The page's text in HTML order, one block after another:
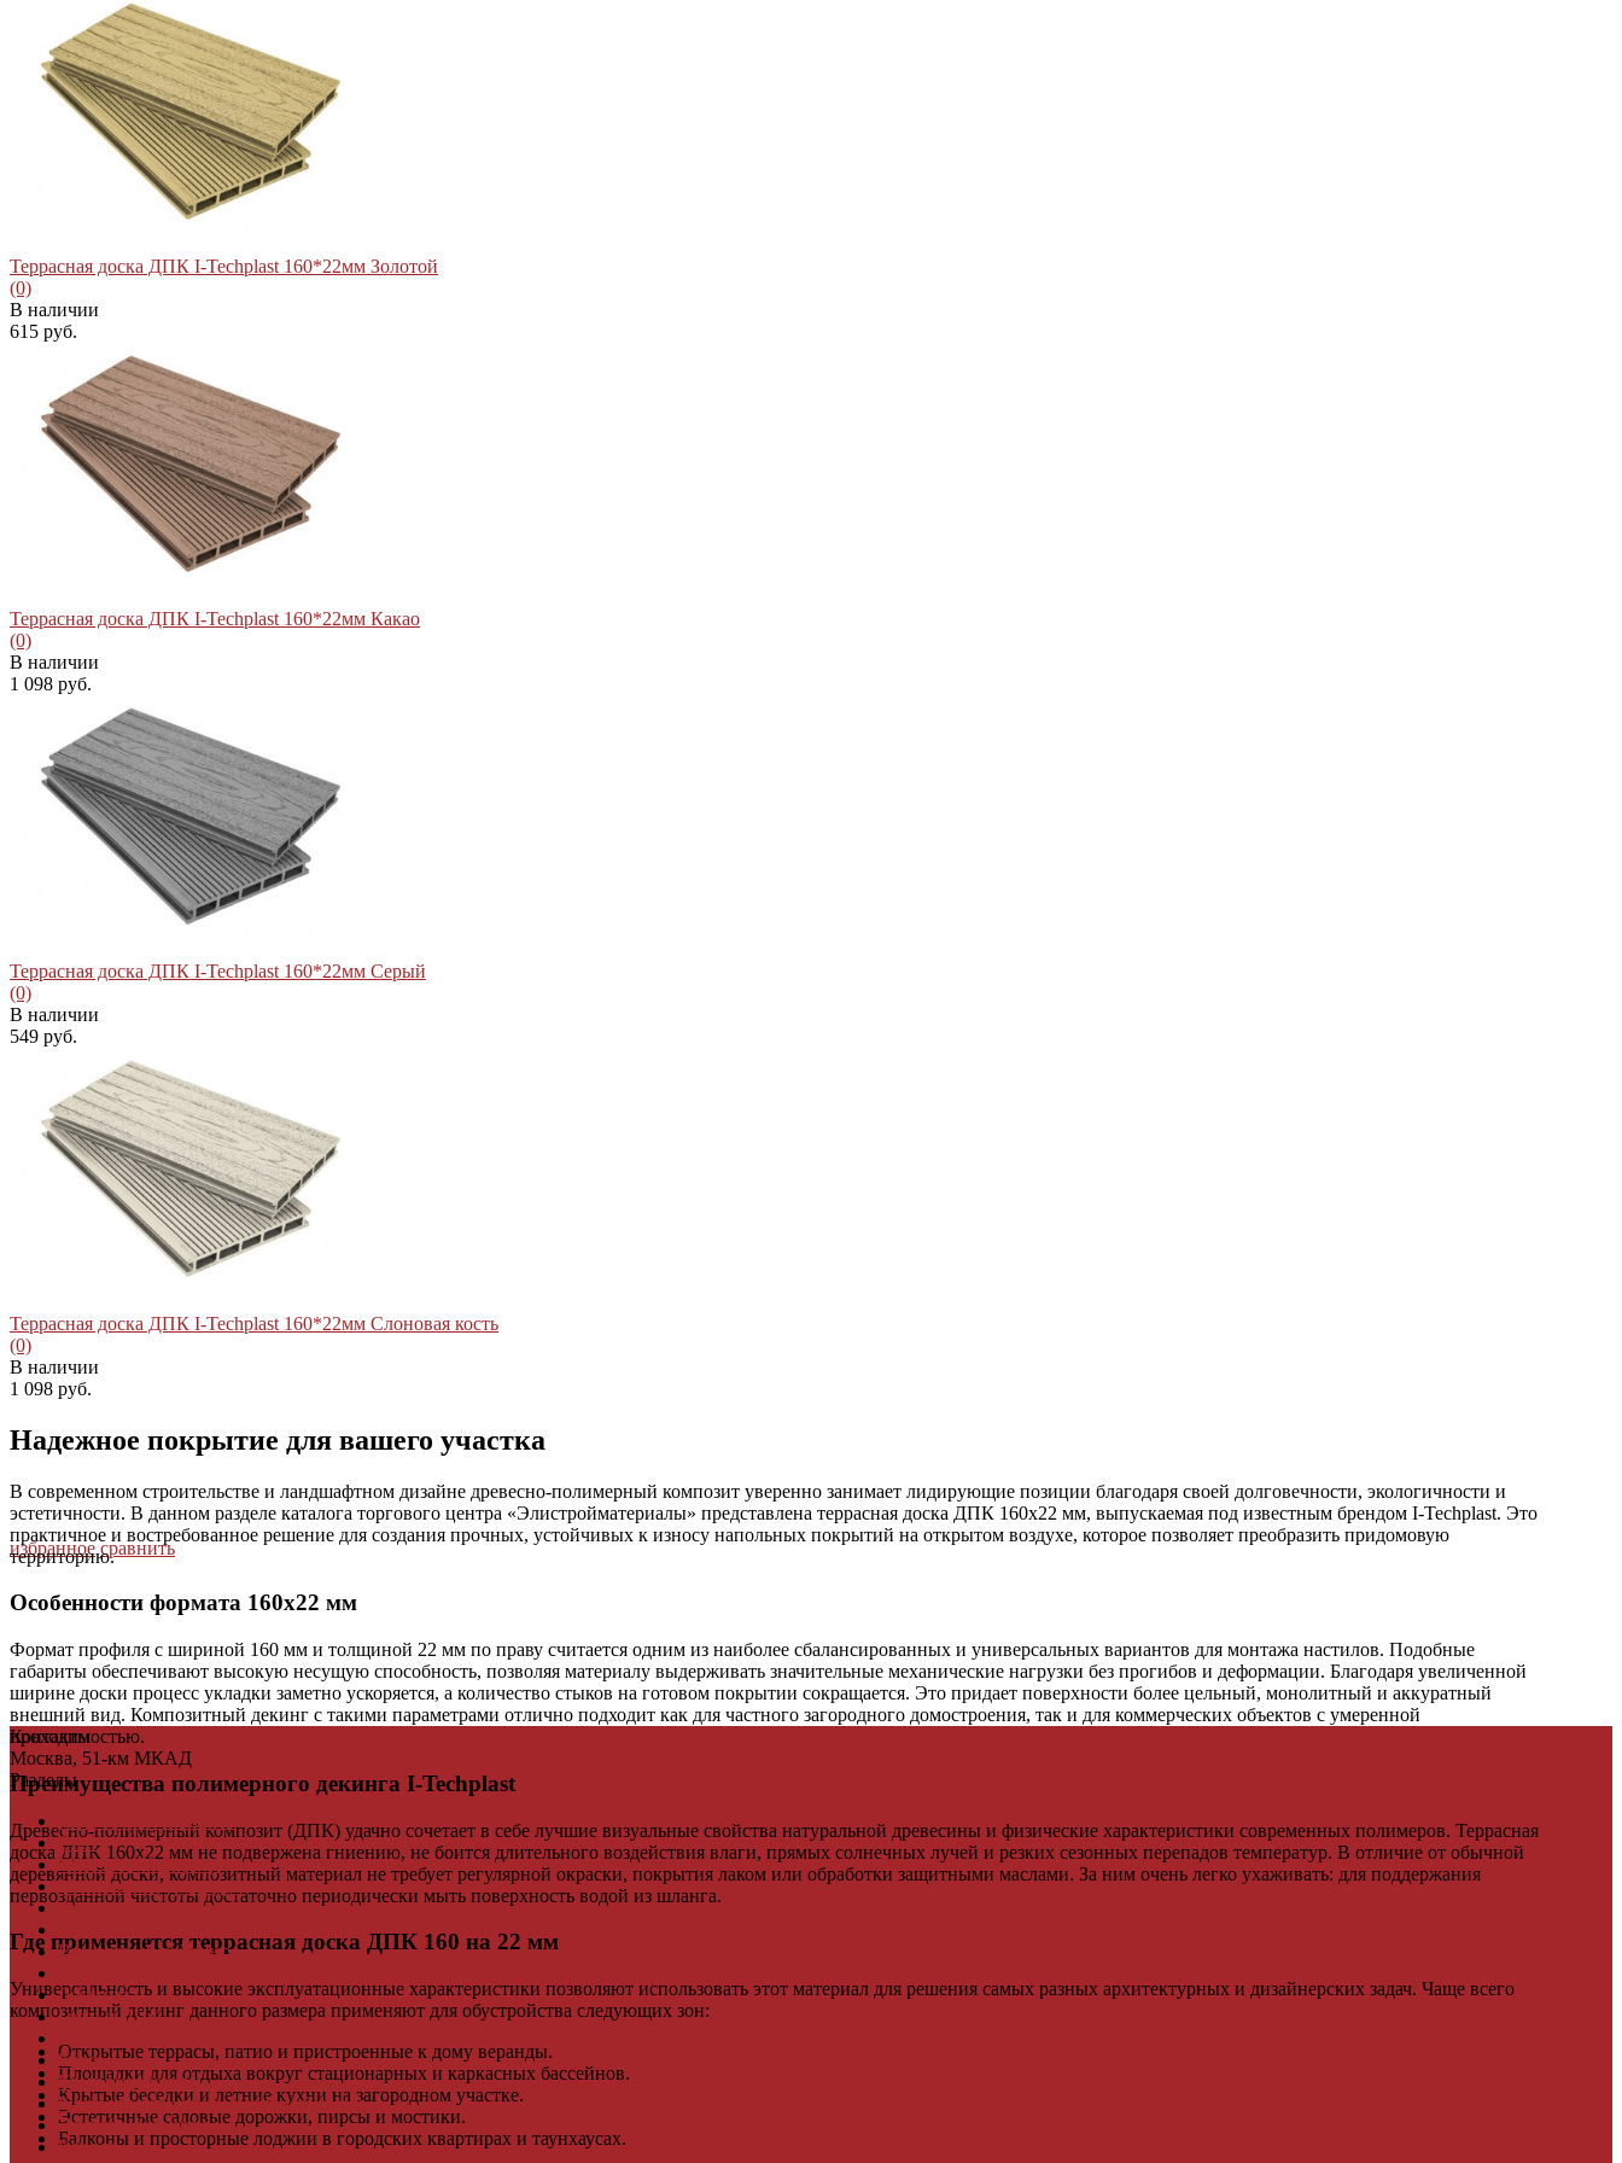
сравнить
Террасная доска ДПК I-Techplast 160*22мм Золотой
(0)
В наличии
615 руб.
сравнить
Террасная доска ДПК I-Techplast 160*22мм Какао
(0)
В наличии
1 098 руб.
сравнить
Террасная доска ДПК I-Techplast 160*22мм Серый
(0)
В наличии
549 руб.
избранное сравнить
Террасная доска ДПК I-Techplast 160*22мм Слоновая кость
(0)
В наличии
1 098 руб.
Надежное покрытие для вашего участка
В современном строительстве и ландшафтном дизайне древесно-полимерный композит уверенно занимает лидирующие позиции благодаря своей долговечности, экологичности и
эстетичности. В данном разделе каталога торгового центра «Элистройматериалы» представлена террасная доска ДПК 160х22 мм, выпускаемая под известным брендом I-Techplast. Это
практичное и востребованное решение для создания прочных, устойчивых к износу напольных покрытий на открытом воздухе, которое позволяет преобразить придомовую
территорию.
Особенности формата 160х22 мм
Формат профиля с шириной 160 мм и толщиной 22 мм по праву считается одним из наиболее сбалансированных и универсальных вариантов для монтажа настилов. Подобные
габариты обеспечивают высокую несущую способность, позволяя материалу выдерживать значительные механические нагрузки без прогибов и деформации. Благодаря увеличенной
ширине доски процесс укладки заметно ускоряется, а количество стыков на готовом покрытии сокращается. Это придает поверхности более цельный, монолитный и аккуратный
внешний вид. Композитный декинг с такими параметрами отлично подходит как для частного загородного домостроения, так и для коммерческих объектов с умеренной
проходимостью.
Преимущества полимерного декинга I-Techplast
Древесно-полимерный композит (ДПК) удачно сочетает в себе лучшие визуальные свойства натуральной древесины и физические характеристики современных полимеров. Террасная
доска ДПК 160х22 мм не подвержена гниению, не боится длительного воздействия влаги, прямых солнечных лучей и резких сезонных перепадов температур. В отличие от обычной
деревянной доски, композитный материал не требует регулярной окраски, покрытия лаком или обработки защитными маслами. За ним очень легко ухаживать: для поддержания
первозданной чистоты достаточно периодически мыть поверхность водой из шланга.
Где применяется террасная доска ДПК 160 на 22 мм
Универсальность и высокие эксплуатационные характеристики позволяют использовать этот материал для решения самых разных архитектурных и дизайнерских задач. Чаще всего
композитный декинг данного размера применяют для обустройства следующих зон:
Открытые террасы, патио и пристроенные к дому веранды.
Площадки для отдыха вокруг стационарных и каркасных бассейнов.
Крытые беседки и летние кухни на загородном участке.
Эстетичные садовые дорожки, пирсы и мостики.
Балконы и просторные лоджии в городских квартирах и таунхаусах.
Контакты
Москва, 51-км МКАД
Разделы
Керамическая плитка
Свет
Мебель и Интерьер
Мебельная фурнитура
Фасадные панели
Виниловый сайдинг
Ламинат
Грядки ДПК
Ковры
Комплектующие
Клей для паркета и массивной доски
Дверная фурнитура
Кровля